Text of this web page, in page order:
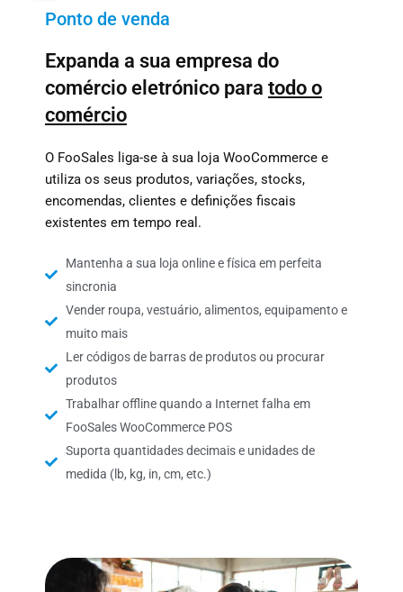
Ponto de venda
Expanda a sua empresa do
comércio eletrónico para todo o
comércio
O FooSales liga-se à sua loja WooCommerce e
utiliza os seus produtos, variações, stocks,
encomendas, clientes e definições fiscais
existentes em tempo real.
Mantenha a sua loja online e física em perfeita
sincronia
Vender roupa, vestuário, alimentos, equipamento e
muito mais
Ler códigos de barras de produtos ou procurar
produtos
Trabalhar offline quando a Internet falha em
FooSales WooCommerce POS
Suporta quantidades decimais e unidades de
medida (lb, kg, in, cm, etc.)